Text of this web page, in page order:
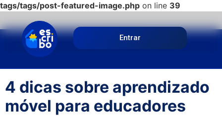
tags/tags/post-featured-image.php on line 39
Entrar
4 dicas sobre aprendizado
móvel para educadores